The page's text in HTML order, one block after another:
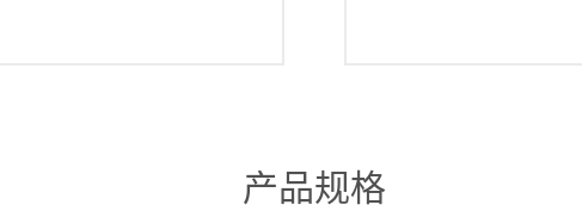
产品规格